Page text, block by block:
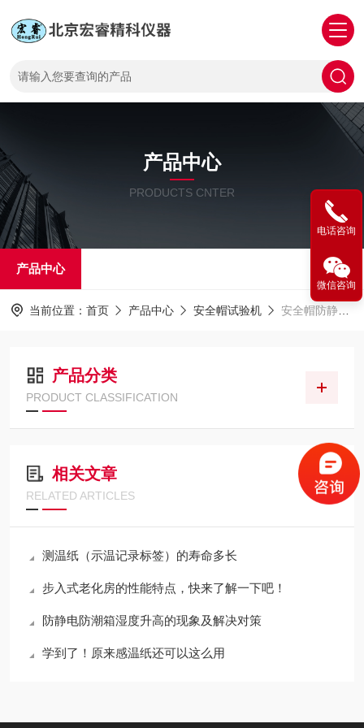
产品中心
PRODUCTS CNTER
产品中心
当前位置： 首页 产品中心 安全帽试验机 安全帽防静电测试仪
产品分类
PRODUCT CLASSIFICATION
相关文章
RELATED ARTICLES
测温纸（示温记录标签）的寿命多长
步入式老化房的性能特点，快来了解一下吧！
防静电防潮箱湿度升高的现象及解决对策
学到了！原来感温纸还可以这么用
电话咨询
微信咨询